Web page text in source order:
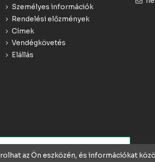
Személyes információk
Rendelési előzmények
Címek
Vendégkövetés
Elállás
az Ön eszközén, és információkat